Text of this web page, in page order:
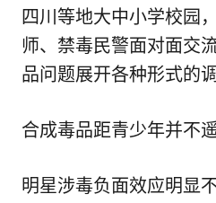
四川等地大中小学校园
师、禁毒民警面对面交
品问题展开各种形式的
合成毒品距青少年并不
明星涉毒负面效应明显